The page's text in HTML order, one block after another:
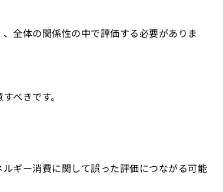
全体の関係性の中で評価する必要がありま
べきです。
ギー消費に関して誤った評価につながる可能